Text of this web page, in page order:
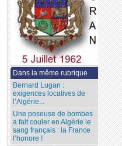
Dans la même rubrique
Bernard Lugan :
exigences locatives de
l’Algérie...
Une poseuse de bombes
a fait couler en Algérie le
sang français : la France
l’honore !